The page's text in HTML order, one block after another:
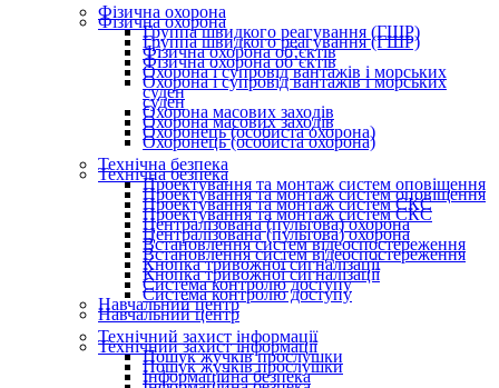
Фізична охорона
Группа швидкого реагування (ГШР)
Фізична охорона об’єктів
Охорона і супровід вантажів і морських
суден
Охорона масових заходів
Охоронець (особиста охорона)
Технічна безпека
Проектування та монтаж систем оповіщення
Проектування та монтаж систем СКС
Централізована (пультова) охорона
Встановлення систем відеоспостереження
Кнопка тривожної сигналізації
Система контролю доступу
Навчальний центр
Технічний захист інформації
Пошук жучків прослушки
Фізична охорона
Группа швидкого реагування (ГШР)
Фізична охорона об’єктів
Охорона і супровід вантажів і морських
суден
Охорона масових заходів
Охоронець (особиста охорона)
Технічна безпека
Проектування та монтаж систем оповіщення
Проектування та монтаж систем СКС
Централізована (пультова) охорона
Встановлення систем відеоспостереження
Кнопка тривожної сигналізації
Система контролю доступу
Навчальний центр
Технічний захист інформації
Пошук жучків прослушки
Інформаційна безпека